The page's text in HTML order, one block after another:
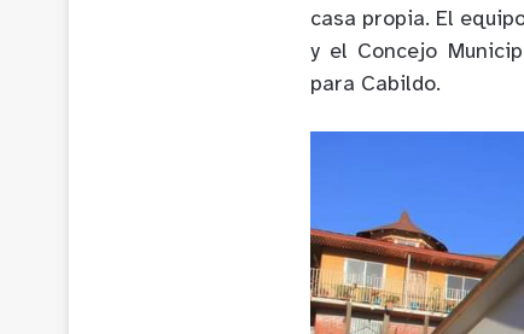
casa propia. El
y el Concejo
para Cabildo.